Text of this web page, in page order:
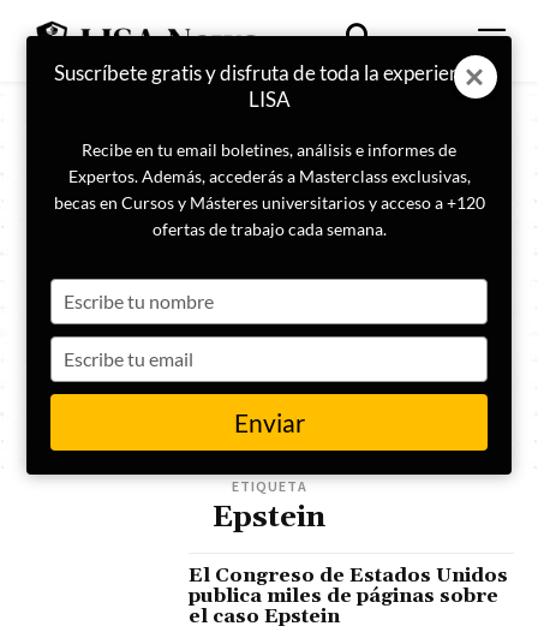
ETIQUETA
Epstein
El Congreso de Estados Unidos
publica miles de páginas sobre
el caso Epstein
Suscríbete gratis y disfruta de toda la experiencia
LISA
Recibe en tu email boletines, análisis e informes de
Expertos. Además, accederás a Masterclass exclusivas,
becas en Cursos y Másteres universitarios y acceso a +120
ofertas de trabajo cada semana.
your
name
your
email
Enviar